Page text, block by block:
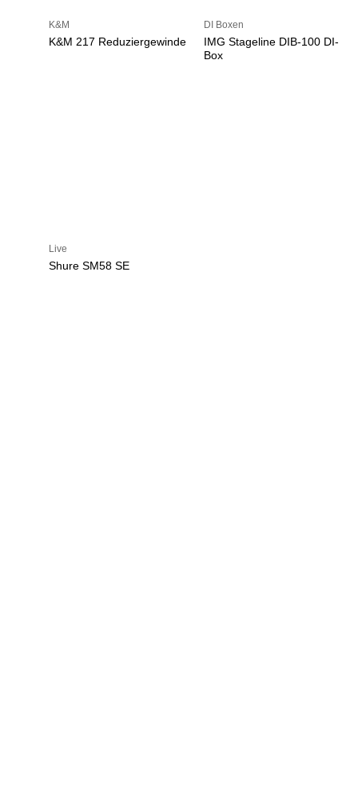
K&M
K&M 217 Reduziergewinde
DI Boxen
IMG Stageline DIB-100 DI-
Box
Live
Shure SM58 SE